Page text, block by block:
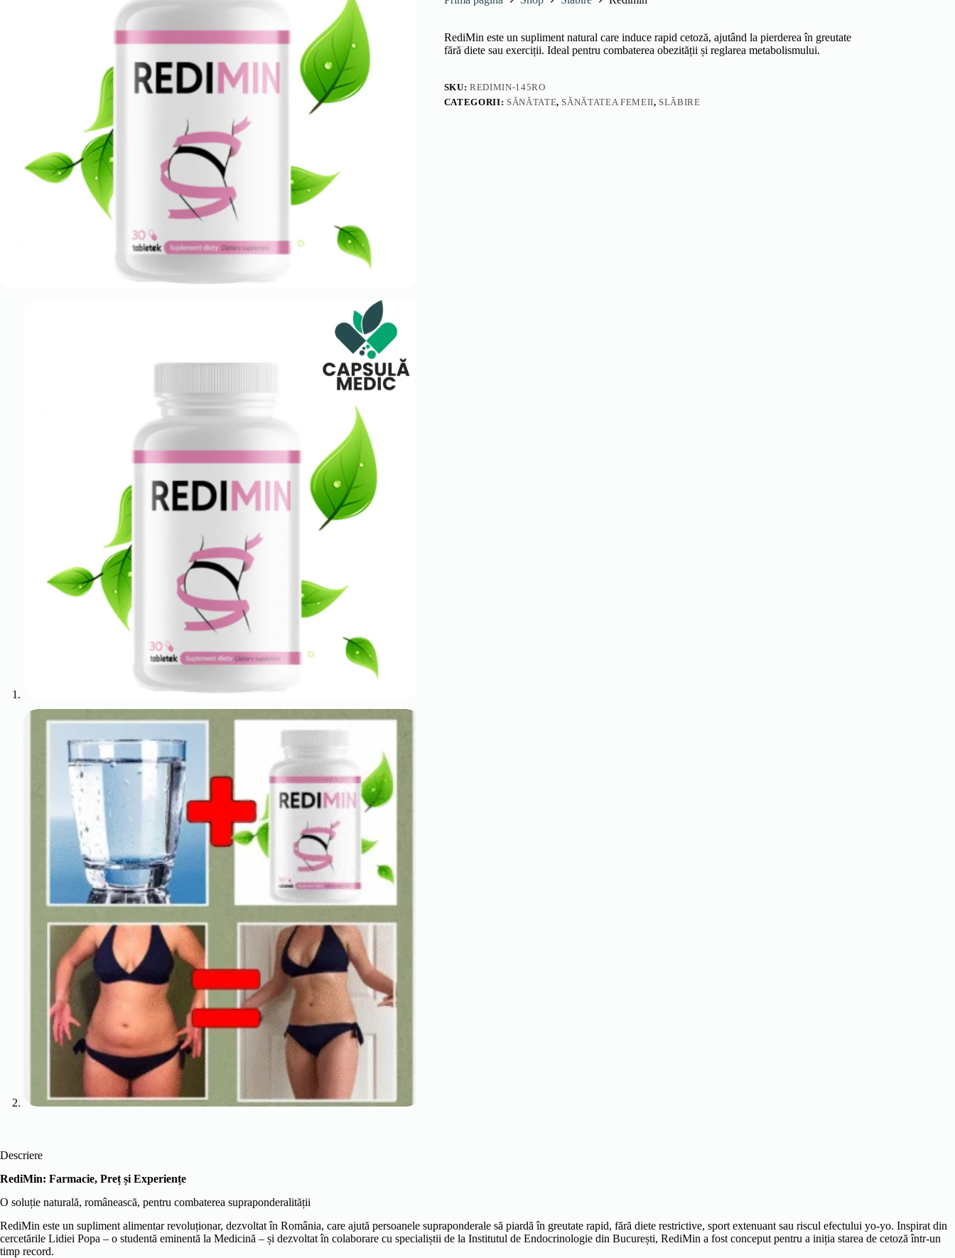
RediMin este un supliment natural care induce rapid cetoză, ajutând la pierderea în greutate
fără diete sau exerciții. Ideal pentru combaterea obezității și reglarea metabolismului.
SKU:REDIMIN-145RO
CATEGORII: SĂNĂTATE, SĂNĂTATEA FEMEII, SLĂBIRE
Descriere
RediMin: Farmacie, Preț și Experiențe
O soluție naturală, românească, pentru combaterea supraponderalității
RediMin este un supliment alimentar revoluționar, dezvoltat în România, care ajută persoanele supraponderale să piardă în greutate rapid, fără diete restrictive, sport extenuant sau riscul efectului yo-yo. Inspirat din
cercetările Lidiei Popa – o studentă eminentă la Medicină – și dezvoltat în colaborare cu specialiștii de la Institutul de Endocrinologie din București, RediMin a fost conceput pentru a iniția starea de cetoză într-un
timp record.